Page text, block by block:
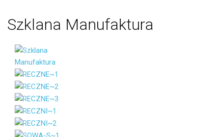
Szklana Manufaktura
Imię i
Nazwisko